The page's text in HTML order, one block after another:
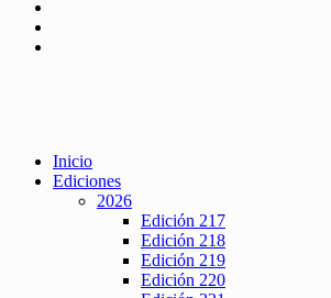
Inicio
Ediciones
2026
Edición 217
Edición 218
Edición 219
Edición 220